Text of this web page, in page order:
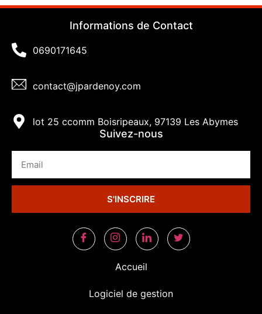
Informations de Contact
0690171645
contact@jpardenoy.com
lot 25 ccomm Boisripeaux, 97139 Les Abymes
Suivez-nous
S'INSCRIRE
Accueil
Logiciel de gestion